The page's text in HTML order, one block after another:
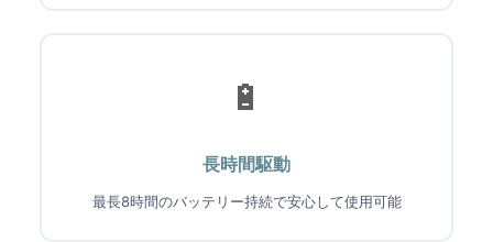
🔋
長時間駆動
最長8時間のバッテリー持続で安心して使用可能